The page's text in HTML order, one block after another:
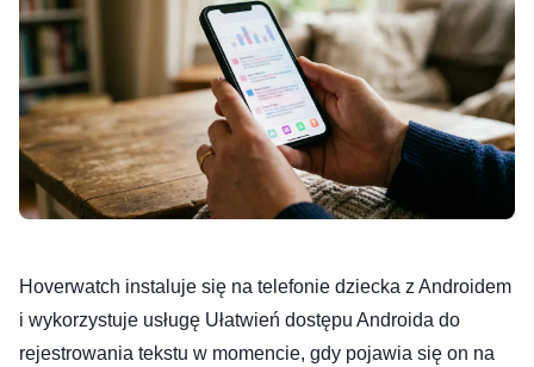
Hoverwatch instaluje się na telefonie dziecka z Androidem
i wykorzystuje usługę Ułatwień dostępu Androida do
rejestrowania tekstu w momencie, gdy pojawia się on na